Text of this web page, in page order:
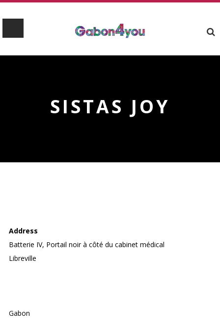
SISTAS JOY
Address
Batterie IV, Portail noir à côté du cabinet médical
Libreville
Gabon